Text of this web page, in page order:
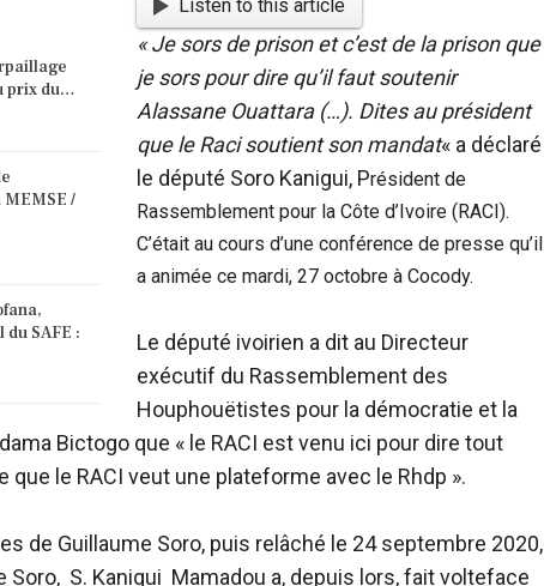
prix du…
/
SAFE :
Listen to this article
« Je sors de prison et c’est de la prison que
je sors pour dire qu’il faut soutenir
Alassane Ouattara (…). Dites au président
que le Raci soutient son mandat« a déclaré
le député Soro Kanigui, Président de
Rassemblement pour la Côte d’Ivoire (RACI).
C’était au cours d’une conférence de presse qu’il
a animée ce mardi, 27 octobre à Cocody.
Le député ivoirien a dit au Directeur
exécutif du Rassemblement des
Houphouëtistes pour la démocratie et la
Bictogo que « le RACI est venu ici pour dire tout
que le RACI veut une plateforme avec le Rhdp ».
de Guillaume Soro, puis relâché le 24 septembre 2020,
Soro, S. Kanigui Mamadou a, depuis lors, fait volteface